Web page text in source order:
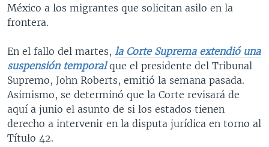
México a los migrantes que solicitan asilo en la
frontera.
En el fallo del martes, la Corte Suprema extendió una
suspensión temporalque el presidente del Tribunal
Supremo, John Roberts, emitió la semana pasada.
Asimismo, se determinó que la Corte revisará de
aquí a junio el asunto de si los estados tienen
derecho a intervenir en la disputa jurídica en torno al
Título 42.